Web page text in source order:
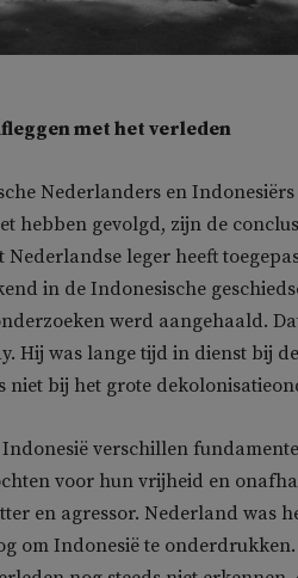
met het verleden
Nederlanders en
hebben gevolgd, zijn de
Nederlandse leger heeft
in de Indonesische
werd aangehaald.
Hij was lange tijd in dienst bij
niet bij het grote
Indonesië verschillen
voor hun vrijheid en
en agressor. Nederland was
om Indonesië te